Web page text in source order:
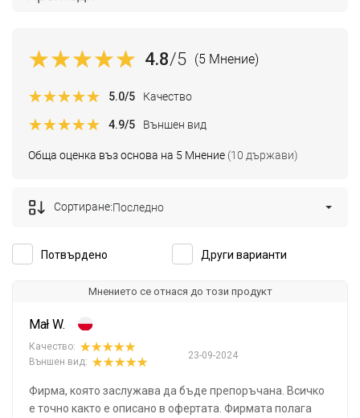
4.8/5 (5 Мнение)
Обща оценка въз основа на 5 Мнение (10 държави)
5.0/5 Качество
4.9/5 Външен вид
Потвърдено Други варианти
Сортиране:Последно
Мнението се отнася до този продукт
Mał W.
23-09-2024
Качество:
Външен вид:
Фирма, която заслужава да бъде препоръчана. Всичко
е точно както е описано в офертата. Фирмата полага